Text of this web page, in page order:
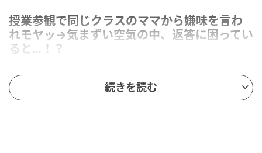
授業参観で同じクラスのママから嫌味を言わ
れモヤッ→気まずい空気の中、返答に困ってい
ると…！？
続きを読む